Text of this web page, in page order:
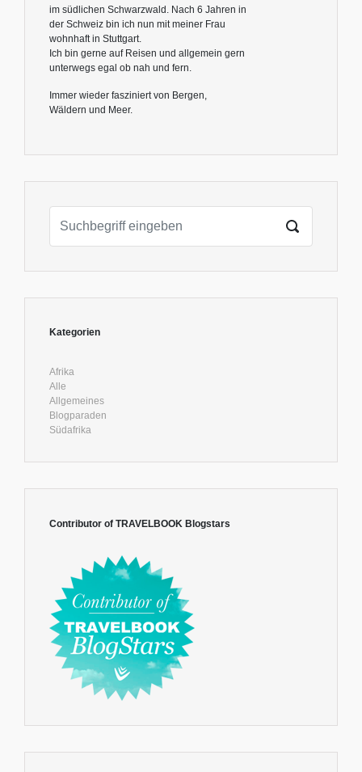
im südlichen Schwarzwald. Nach 6 Jahren in
der Schweiz bin ich nun mit meiner Frau
wohnhaft in Stuttgart.
Ich bin gerne auf Reisen und allgemein gern
unterwegs egal ob nah und fern.
Immer wieder fasziniert von Bergen,
Wäldern und Meer.
Kategorien
Afrika
Alle
Allgemeines
Blogparaden
Südafrika
Contributor of TRAVELBOOK Blogstars